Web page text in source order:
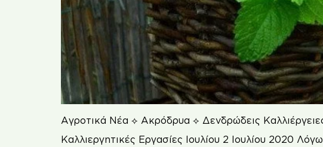
Αγροτικά Νέα ⟡ Ακρόδρυα ⟡ Δενδρώδεις
Καλλιεργητικές Εργασίες Ιουλίου 2 Ιουλίου 2020